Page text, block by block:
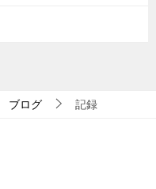
ブログ 記録